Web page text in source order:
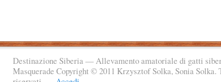
Destinazione Siberia — Allevamento amatoriale di gatti
Masquerade Copyright © 2011 Krzysztof Solka, Sonia